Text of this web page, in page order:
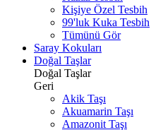
Kişiye Özel Tesbih
99'luk Kuka Tesbih
Tümünü Gör
Saray Kokuları
Doğal Taşlar
Doğal Taşlar
Geri
Akik Taşı
Akuamarin Taşı
Amazonit Taşı